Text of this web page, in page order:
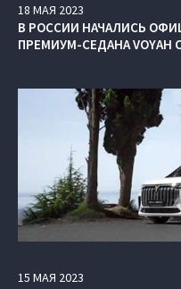
18 МАЯ 2023
В РОССИИ НАЧАЛИСЬ
ПРЕМИУМ-СЕДАНА VOYAH
15 МАЯ 2023